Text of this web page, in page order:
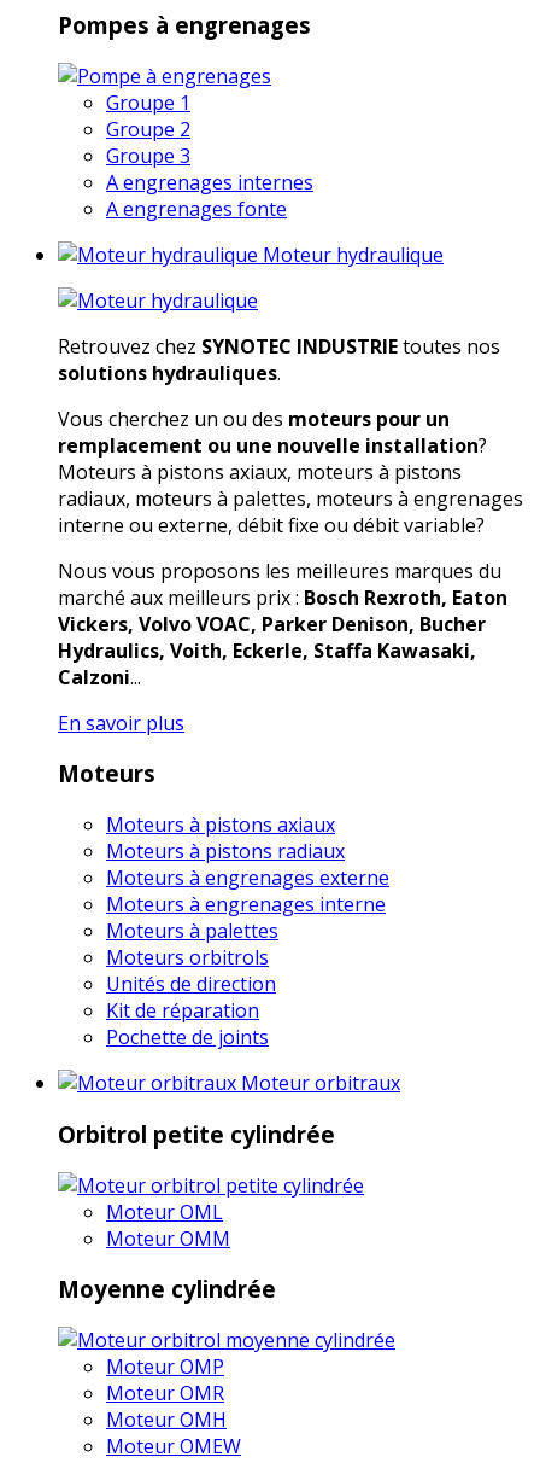
Pompes à engrenages
Groupe 1
Groupe 2
Groupe 3
A engrenages internes
A engrenages fonte
Moteur hydraulique
Retrouvez chez SYNOTEC INDUSTRIEtoutes nos
solutions hydrauliques.
Vous cherchez un ou des moteurs pour un
remplacement ou une nouvelle installation?
Moteurs à pistons axiaux, moteurs à pistons
radiaux, moteurs à palettes, moteurs à engrenages
interne ou externe, débit fixe ou débit variable?
Nous vous proposons les meilleures marques du
marché aux meilleurs prix : Bosch Rexroth, Eaton
Vickers, Volvo VOAC, Parker Denison, Bucher
Hydraulics, Voith, Eckerle, Staffa Kawasaki,
Calzoni...
En savoir plus
Moteurs
Moteurs à pistons axiaux
Moteurs à pistons radiaux
Moteurs à engrenages externe
Moteurs à engrenages interne
Moteurs à palettes
Moteurs orbitrols
Unités de direction
Kit de réparation
Pochette de joints
Moteur orbitraux
Orbitrol petite cylindrée
Moteur OML
Moteur OMM
Moyenne cylindrée
Moteur OMP
Moteur OMR
Moteur OMH
Moteur OMEW